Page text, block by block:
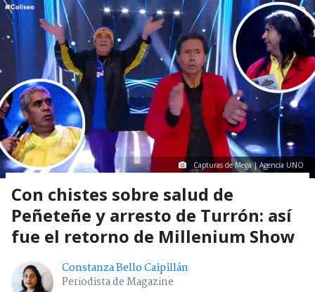
Capturas de Mega | Agencia UNO
Con chistes sobre salud de
Peñeteñe y arresto de Turrón: así
fue el retorno de Millenium Show
Constanza Bello Caipillán
Periodista de Magazine